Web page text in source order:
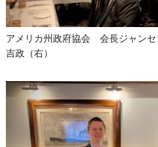
アメリカ州政府協会 会長ジャンセ
吉政（右）